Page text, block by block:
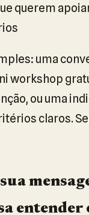
querem
uma
workshop
ou uma
claros.
entender